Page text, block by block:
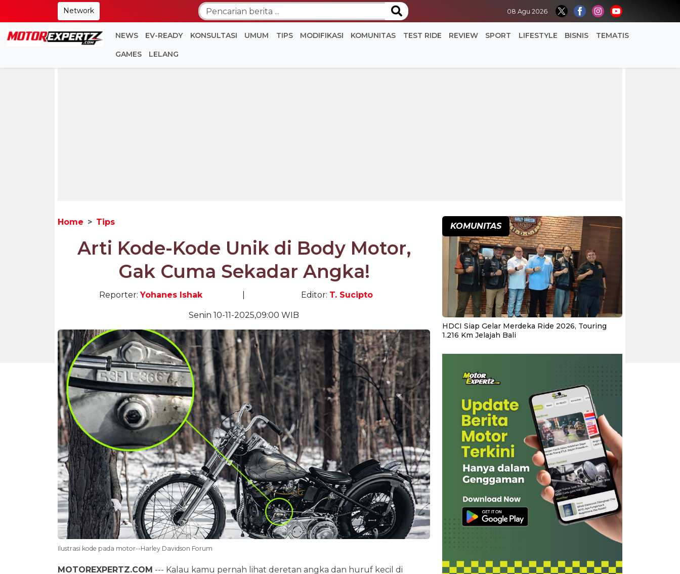
Network 08 Agu 2026
NEWS EV-READY KONSULTASI UMUM TIPS MODIFIKASI KOMUNITAS TEST RIDE REVIEW SPORT LIFESTYLE BISNIS TEMATIS
GAMES LELANG
Home Tips
Arti Kode-Kode Unik di Body Motor,
Gak Cuma Sekadar Angka!
Reporter:Yohanes Ishak Editor: T. Sucipto
Senin 10-11-2025,09:00 WIB
Ilustrasi kode pada motor--Harley Davidson Forum
MOTOREXPERTZ.COM --- Kalau kamu pernah lihat deretan angka dan huruf kecil di
KOMUNITAS
HDCI Siap Gelar Merdeka Ride 2026, Touring
1.216 Km Jelajah Bali